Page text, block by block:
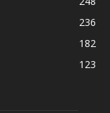
236
182
123